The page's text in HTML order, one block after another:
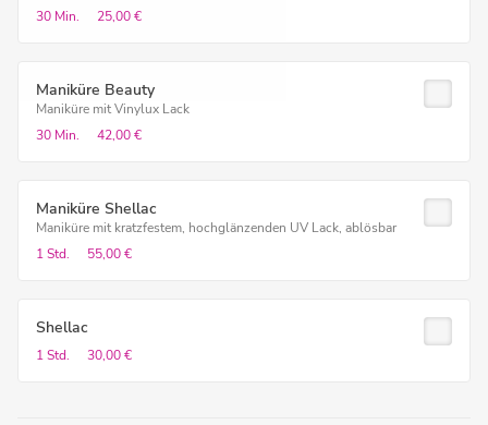
30 Min.
25,00 €
Maniküre Beauty
Maniküre mit Vinylux Lack
30 Min.
42,00 €
Maniküre Shellac
Maniküre mit kratzfestem, hochglänzenden UV Lack, ablösbar
1 Std.
55,00 €
Shellac
1 Std. 30,00 €